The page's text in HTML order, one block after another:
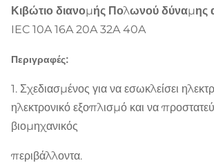
Κιβώτιο διανομής Πολωνού δύναμης
IEC 10A 16A 20A 32A 40A
Περιγραφές:
1. Σχεδιασμένος για να εσωκλείσει
ηλεκτρονικό εξοπλισμό και να
βιομηχανικός
περιβάλλοντα.